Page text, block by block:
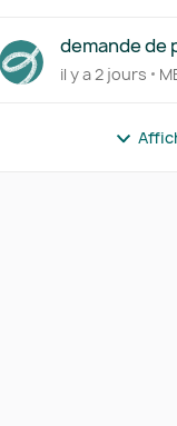
demande de
ligne d'une
il y a 2 jours